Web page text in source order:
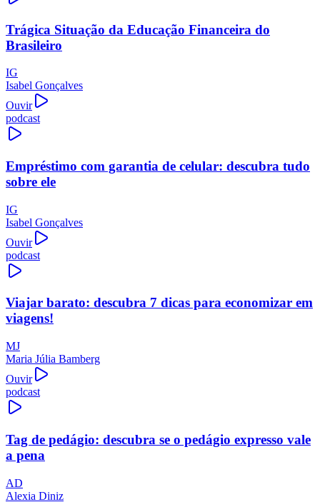
Trágica Situação da Educação Financeira do
Brasileiro
IG
Isabel Gonçalves
Ouvir
podcast
Empréstimo com garantia de celular: descubra tudo
sobre ele
IG
Isabel Gonçalves
Ouvir
podcast
Viajar barato: descubra 7 dicas para economizar em
viagens!
MJ
Maria Júlia Bamberg
Ouvir
podcast
Tag de pedágio: descubra se o pedágio expresso vale
a pena
AD
Alexia Diniz